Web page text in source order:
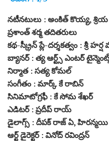
నటీనటులు : అంకిత్ కొయ్య, శ్రియ
ప్రశాంత్ శర్మ తదితరులు
కథ-స్క్రీన్ ప్లే-దర్శకత్వం : శ్రీ
బ్యానర్ : త్య ఆర్ట్స్ ఎంటర్
నిర్మాత : సత్య కోమల్
సంగీతం : మార్క్ కే రాబిన్
సినిమాటోగ్రఫీ : కే సోమ శేఖర్
ఎడిటర్ : ప్రదీప్ రాయ్
డైలాగ్స్ : దీపక్ రాజ్ ఏ,
ఆర్ట్ డైరెక్టర్ : వినోద్ రవింద్రన్